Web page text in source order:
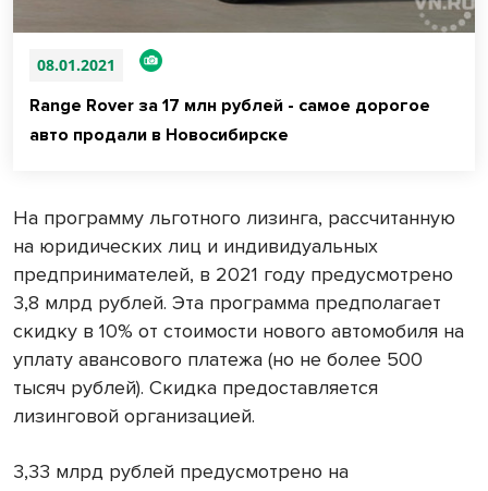
08.01.2021
Range Rover за 17 млн рублей - самое дорогое
авто продали в Новосибирске
На программу льготного лизинга, рассчитанную
на юридических лиц и индивидуальных
предпринимателей, в 2021 году предусмотрено
3,8 млрд рублей. Эта программа предполагает
скидку в 10% от стоимости нового автомобиля на
уплату авансового платежа (но не более 500
тысяч рублей). Скидка предоставляется
лизинговой организацией.
3,33 млрд рублей предусмотрено на